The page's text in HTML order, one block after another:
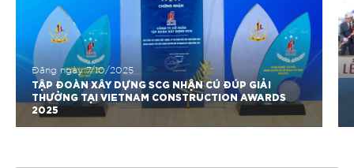
Đăng ngày7/10/2025
TẬP ĐOÀN XÂY DỰNG SCG NHẬN CÚ ĐÚP GIẢI
THƯỞNG TẠI VIETNAM CONSTRUCTION AWARDS
2025